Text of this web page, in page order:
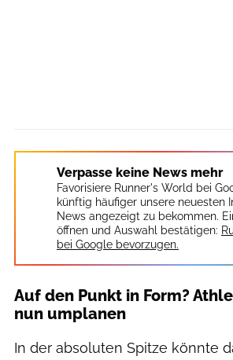
Verpasse keine News mehr
Favorisiere Runner's World bei
künftig häufiger unsere neuesten
News angezeigt zu bekommen.
öffnen und Auswahl bestätigen:
bei Google bevorzugen.
Auf den Punkt in Form?
nun umplanen
In der absoluten Spitze könnte